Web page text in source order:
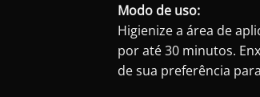
Modo de uso:
Higienize a área de
por até 30 minutos.
de sua preferência